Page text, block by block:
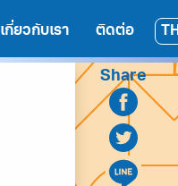
เกี่ยวกับเรา ติดต่อ TH
Share